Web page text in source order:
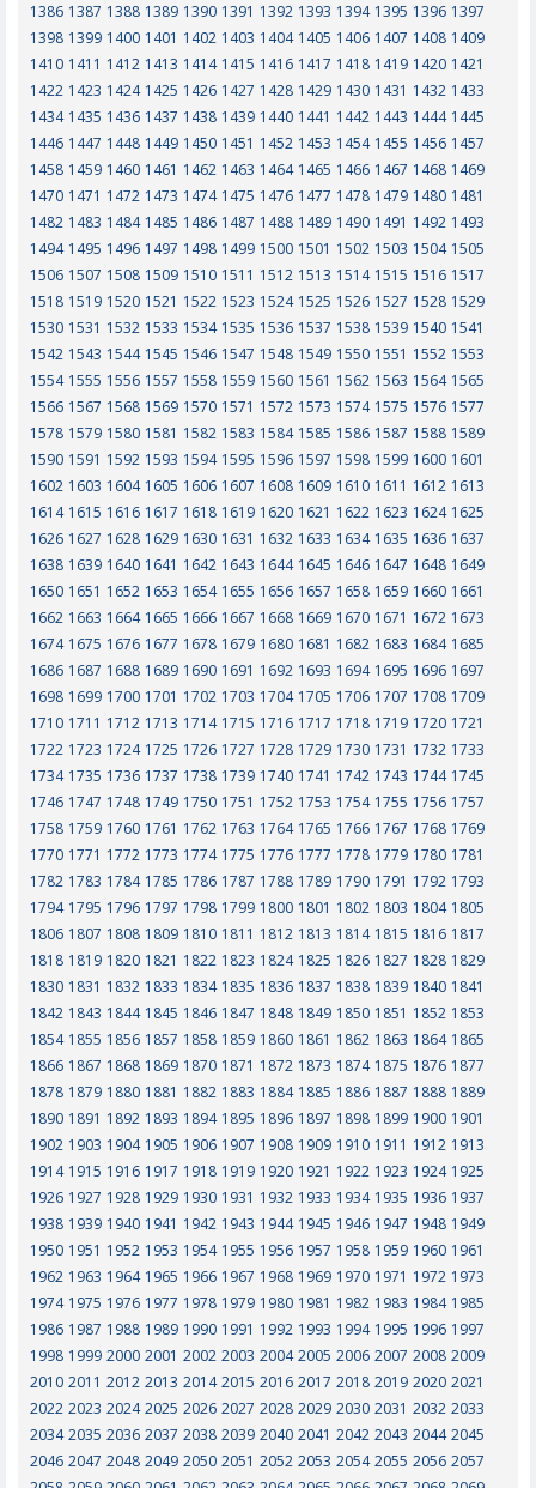
1386 1387 1388 1389 1390 1391 1392 1393 1394 1395 1396 1397
1398 1399 1400 1401 1402 1403 1404 1405 1406 1407 1408 1409
1410 1411 1412 1413 1414 1415 1416 1417 1418 1419 1420 1421
1422 1423 1424 1425 1426 1427 1428 1429 1430 1431 1432 1433
1434 1435 1436 1437 1438 1439 1440 1441 1442 1443 1444 1445
1446 1447 1448 1449 1450 1451 1452 1453 1454 1455 1456 1457
1458 1459 1460 1461 1462 1463 1464 1465 1466 1467 1468 1469
1470 1471 1472 1473 1474 1475 1476 1477 1478 1479 1480 1481
1482 1483 1484 1485 1486 1487 1488 1489 1490 1491 1492 1493
1494 1495 1496 1497 1498 1499 1500 1501 1502 1503 1504 1505
1506 1507 1508 1509 1510 1511 1512 1513 1514 1515 1516 1517
1518 1519 1520 1521 1522 1523 1524 1525 1526 1527 1528 1529
1530 1531 1532 1533 1534 1535 1536 1537 1538 1539 1540 1541
1542 1543 1544 1545 1546 1547 1548 1549 1550 1551 1552 1553
1554 1555 1556 1557 1558 1559 1560 1561 1562 1563 1564 1565
1566 1567 1568 1569 1570 1571 1572 1573 1574 1575 1576 1577
1578 1579 1580 1581 1582 1583 1584 1585 1586 1587 1588 1589
1590 1591 1592 1593 1594 1595 1596 1597 1598 1599 1600 1601
1602 1603 1604 1605 1606 1607 1608 1609 1610 1611 1612 1613
1614 1615 1616 1617 1618 1619 1620 1621 1622 1623 1624 1625
1626 1627 1628 1629 1630 1631 1632 1633 1634 1635 1636 1637
1638 1639 1640 1641 1642 1643 1644 1645 1646 1647 1648 1649
1650 1651 1652 1653 1654 1655 1656 1657 1658 1659 1660 1661
1662 1663 1664 1665 1666 1667 1668 1669 1670 1671 1672 1673
1674 1675 1676 1677 1678 1679 1680 1681 1682 1683 1684 1685
1686 1687 1688 1689 1690 1691 1692 1693 1694 1695 1696 1697
1698 1699 1700 1701 1702 1703 1704 1705 1706 1707 1708 1709
1710 1711 1712 1713 1714 1715 1716 1717 1718 1719 1720 1721
1722 1723 1724 1725 1726 1727 1728 1729 1730 1731 1732 1733
1734 1735 1736 1737 1738 1739 1740 1741 1742 1743 1744 1745
1746 1747 1748 1749 1750 1751 1752 1753 1754 1755 1756 1757
1758 1759 1760 1761 1762 1763 1764 1765 1766 1767 1768 1769
1770 1771 1772 1773 1774 1775 1776 1777 1778 1779 1780 1781
1782 1783 1784 1785 1786 1787 1788 1789 1790 1791 1792 1793
1794 1795 1796 1797 1798 1799 1800 1801 1802 1803 1804 1805
1806 1807 1808 1809 1810 1811 1812 1813 1814 1815 1816 1817
1818 1819 1820 1821 1822 1823 1824 1825 1826 1827 1828 1829
1830 1831 1832 1833 1834 1835 1836 1837 1838 1839 1840 1841
1842 1843 1844 1845 1846 1847 1848 1849 1850 1851 1852 1853
1854 1855 1856 1857 1858 1859 1860 1861 1862 1863 1864 1865
1866 1867 1868 1869 1870 1871 1872 1873 1874 1875 1876 1877
1878 1879 1880 1881 1882 1883 1884 1885 1886 1887 1888 1889
1890 1891 1892 1893 1894 1895 1896 1897 1898 1899 1900 1901
1902 1903 1904 1905 1906 1907 1908 1909 1910 1911 1912 1913
1914 1915 1916 1917 1918 1919 1920 1921 1922 1923 1924 1925
1926 1927 1928 1929 1930 1931 1932 1933 1934 1935 1936 1937
1938 1939 1940 1941 1942 1943 1944 1945 1946 1947 1948 1949
1950 1951 1952 1953 1954 1955 1956 1957 1958 1959 1960 1961
1962 1963 1964 1965 1966 1967 1968 1969 1970 1971 1972 1973
1974 1975 1976 1977 1978 1979 1980 1981 1982 1983 1984 1985
1986 1987 1988 1989 1990 1991 1992 1993 1994 1995 1996 1997
1998 1999 2000 2001 2002 2003 2004 2005 2006 2007 2008 2009
2010 2011 2012 2013 2014 2015 2016 2017 2018 2019 2020 2021
2022 2023 2024 2025 2026 2027 2028 2029 2030 2031 2032 2033
2034 2035 2036 2037 2038 2039 2040 2041 2042 2043 2044 2045
2046 2047 2048 2049 2050 2051 2052 2053 2054 2055 2056 2057